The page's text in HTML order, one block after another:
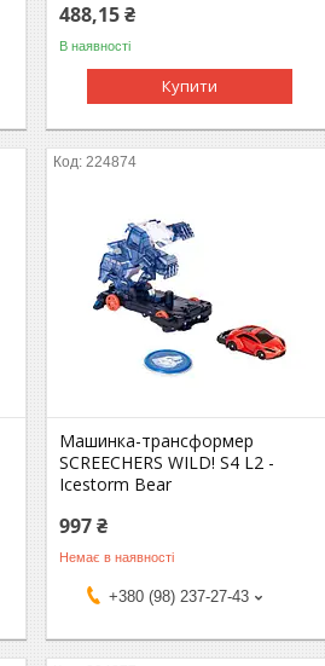
488,15 ₴
В наявності
Купити
224874
Машинка-трансформер
SCREECHERS WILD! S4 L2 -
Icestorm Bear
997 ₴
Немає в наявності
+380 (98) 237-27-43